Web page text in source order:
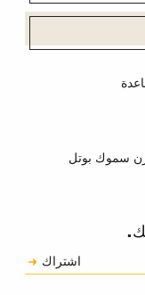
سموك بوتل
اشتراك